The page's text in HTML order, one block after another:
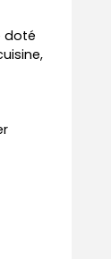
doté